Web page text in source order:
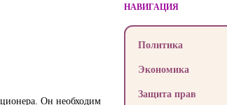
Он необходим
НАВИГАЦИЯ
Политика
Экономика
Защита прав